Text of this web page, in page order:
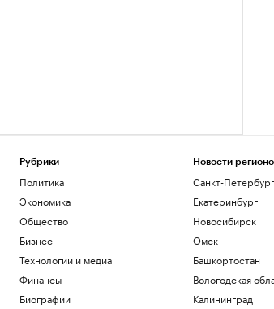
Рубрики
Политика
Экономика
Общество
Бизнес
Технологии и медиа
Финансы
Биографии
Новости
Санкт-
Екатеринбург
Новосибирск
Омск
Башкортостан
Вологодская
Калининград